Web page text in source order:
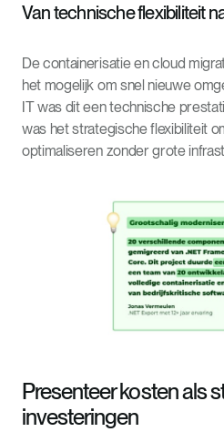
Van technische flexibiliteit
De containerisatie en cloud
het mogelijk om snel nieuwe
IT was dit een technische
was het strategische flexibiliteit
optimaliseren zonder grote
Presenteer kosten als
investeringen